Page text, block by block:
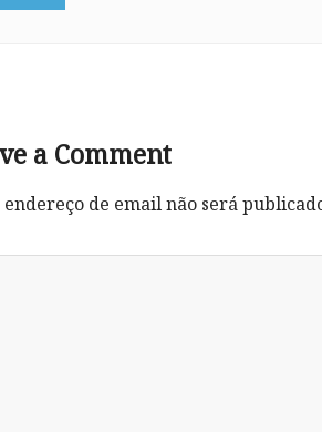
a Comment
endereço de email não será